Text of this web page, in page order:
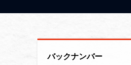
バックナンバー